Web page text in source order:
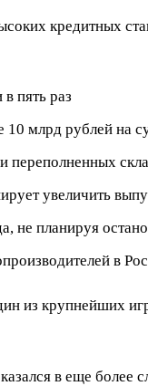
кредитных
пять раз
млрд рублей на
переполненных
увеличить
не планируя
в
из крупнейших
в еще